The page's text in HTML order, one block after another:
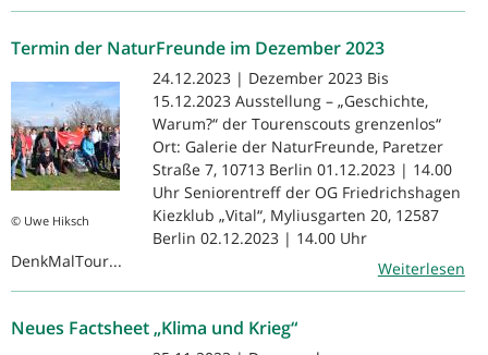
Termin der NaturFreunde im Dezember 2023
© Uwe Hiksch
24.12.2023 | Dezember 2023 Bis
15.12.2023 Ausstellung – „Geschichte,
Warum?“ der Tourenscouts grenzenlos“
Ort: Galerie der NaturFreunde, Paretzer
Straße 7, 10713 Berlin 01.12.2023 | 14.00
Uhr Seniorentreff der OG Friedrichshagen
Kiezklub „Vital“, Myliusgarten 20, 12587
Berlin 02.12.2023 | 14.00 Uhr
DenkMalTour...
Weiterlesen
Neues Factsheet „Klima und Krieg“